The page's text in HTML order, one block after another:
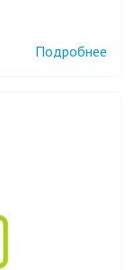
Подробнее